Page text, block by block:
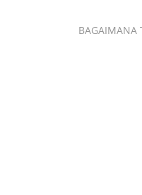
BAGAIMANA